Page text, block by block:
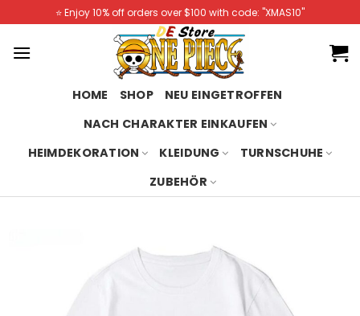
to
content
⭐️ Enjoy 10% off orders over $100 with code: "XMAS10"
HOME SHOP
NEU EINGETROFFEN
NACH CHARAKTER EINKAUFEN
HEIMDEKORATION
KLEIDUNG
TURNSCHUHE
ZUBEHÖR